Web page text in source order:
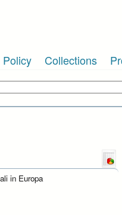
Policy Collections
in Europa